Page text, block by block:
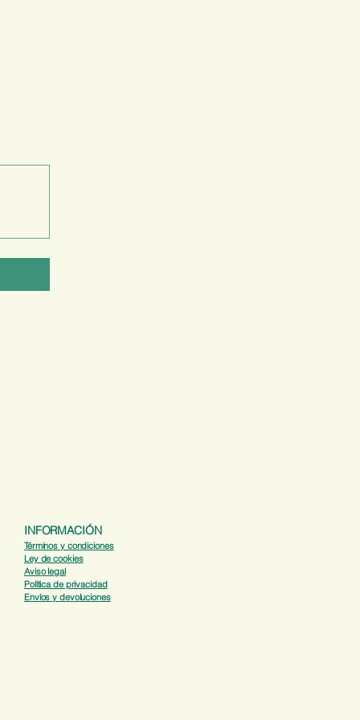
INFORMACIÓN
Términos y condiciones
Ley de cookies
Aviso legal
Política de privacidad​
Envíos y devoluciones